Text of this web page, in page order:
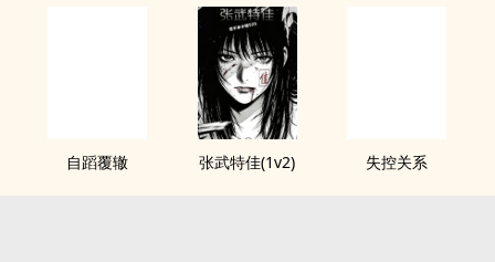
自蹈覆辙 张武特佳(1v2) 失控关系